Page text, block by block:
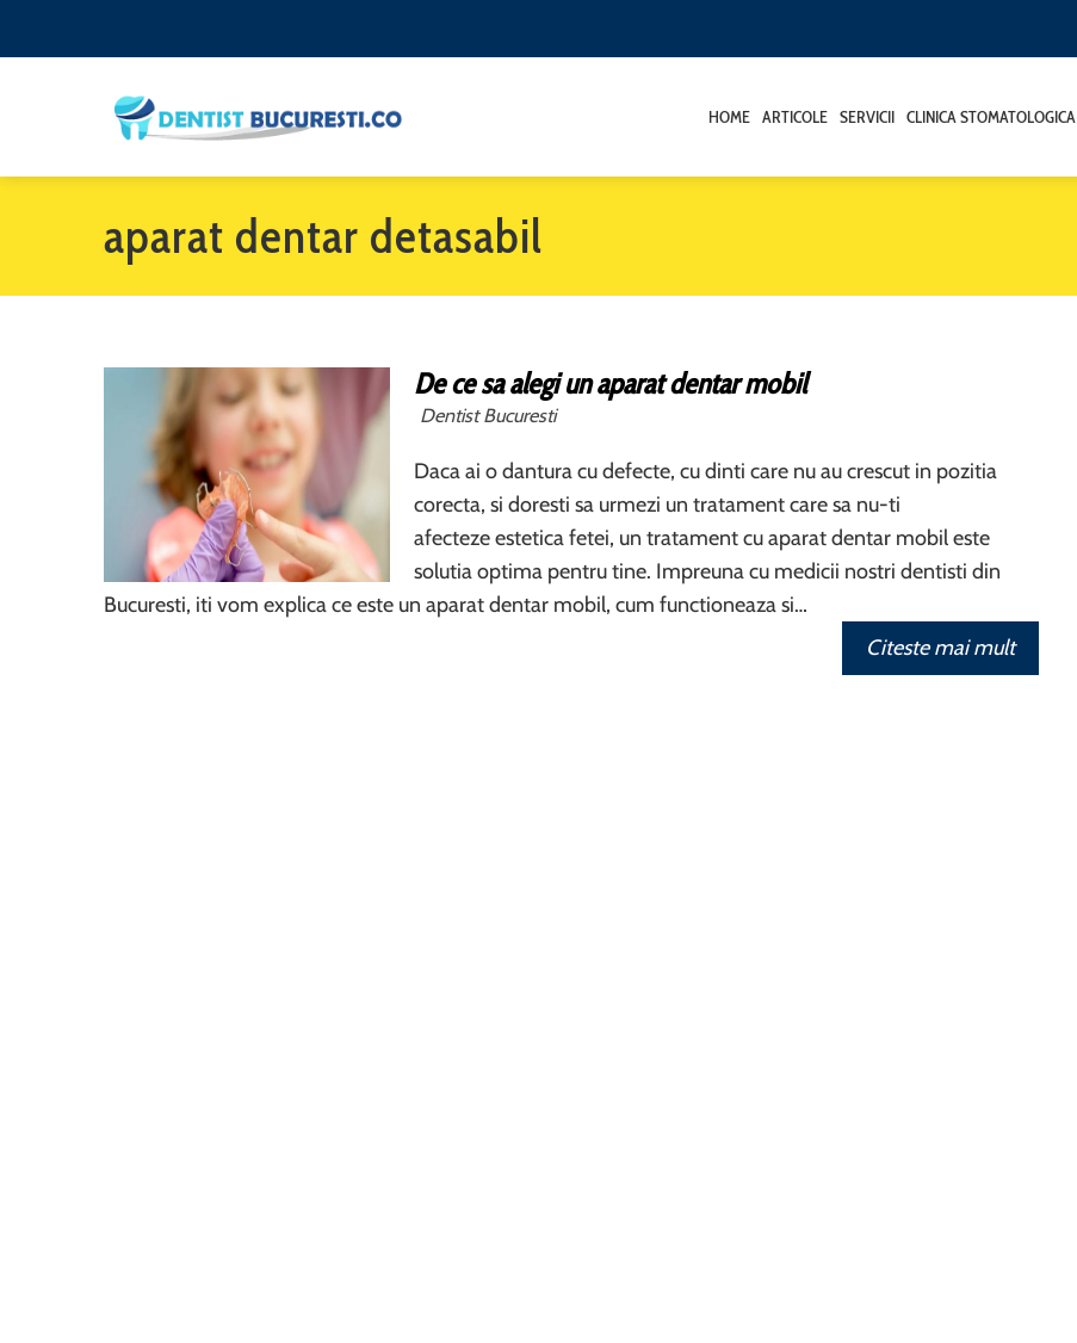
HOME ARTICOLE SERVICII CLINICA STOMATOLOGICA
aparat dentar detasabil
De ce sa alegi un aparat dentar mobil
Dentist Bucuresti
Daca ai o dantura cu defecte, cu dinti care nu au crescut in pozitia
corecta, si doresti sa urmezi un tratament care sa nu-ti
afecteze estetica fetei, un tratament cu aparat dentar mobil este
solutia optima pentru tine. Impreuna cu medicii nostri dentisti din
Bucuresti, iti vom explica ce este un aparat dentar mobil, cum functioneaza si…
Citeste mai mult